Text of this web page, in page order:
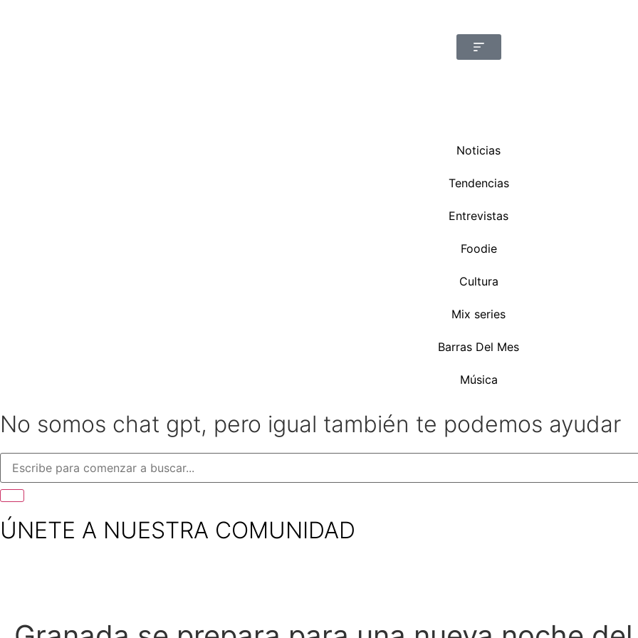
Noticias
Tendencias
Entrevistas
Foodie
Cultura
Mix series
Barras Del Mes
Música
No somos chat gpt, pero igual también te podemos ayudar
ÚNETE A NUESTRA COMUNIDAD